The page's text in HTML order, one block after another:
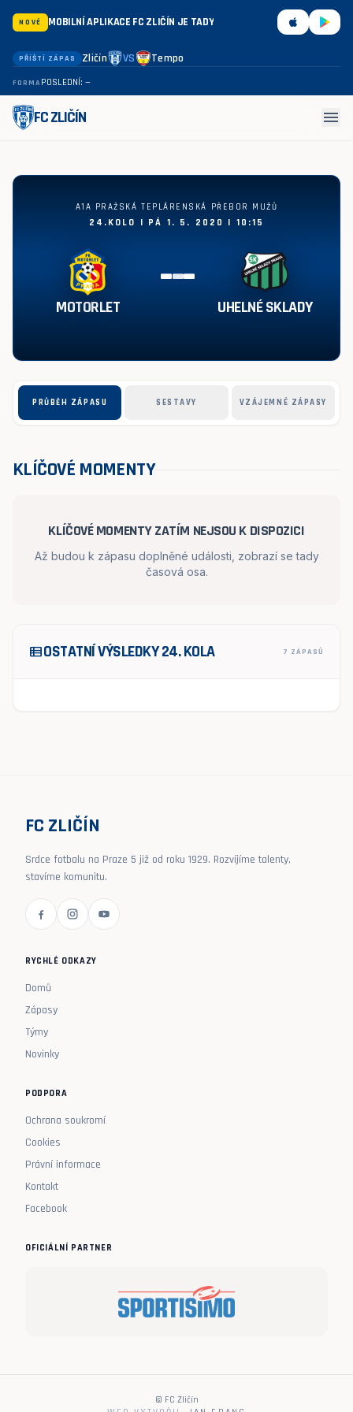
NOVÉ MOBILNÍ APLIKACE FC ZLIČÍN JE TADY
PŘÍŠTÍ ZÁPAS Zličín VS Tempo
FORMAPOSLEDNÍ: —
FC ZLIČÍN menu
Motorlet - Uhelné sklady vs
A1A PRAŽSKÁ TEPLÁRENSKÁ PŘEBOR MUŽŮ
24.KOLO | PÁ 1. 5. 2020 | 10:15
MOTORLET --- UHELNÉ SKLADY
PRŮBĚH ZÁPASU SESTAVY VZÁJEMNÉ ZÁPASY
KLÍČOVÉ MOMENTY
KLÍČOVÉ MOMENTY ZATÍM NEJSOU K DISPOZICI
Až budou k zápasu doplněné události, zobrazí se tady
časová osa.
view_listOSTATNÍ VÝSLEDKY 24. KOLA 7 ZÁPASŮ
FC ZLIČÍN
Srdce fotbalu na Praze 5 již od roku 1929. Rozvíjíme talenty,
stavíme komunitu.
RYCHLÉ ODKAZY
Domů
Zápasy
Týmy
Novinky
PODPORA
Ochrana soukromí
Cookies
Právní informace
Kontakt
Facebook
OFICIÁLNÍ PARTNER
© FC Zličín